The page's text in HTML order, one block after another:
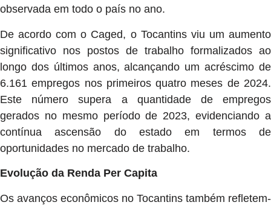
observada em todo o país no ano.
De acordo com o Caged, o Tocantins viu um aumento
significativo nos postos de trabalho formalizados ao
longo dos últimos anos, alcançando um acréscimo de
6.161 empregos nos primeiros quatro meses de 2024.
Este número supera a quantidade de empregos
gerados no mesmo período de 2023, evidenciando a
contínua ascensão do estado em termos de
oportunidades no mercado de trabalho.
Evolução da Renda Per Capita
Os avanços econômicos no Tocantins também refletem-